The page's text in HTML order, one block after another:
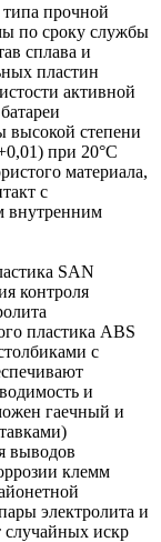
прочной
по сроку службы
сплава и
пластин
активной
высокой степени
при 20°С
материала,
с
внутренним
SAN
контроля
пластика ABS
с
и
гаечный и
выводов
клемм
электролита и
случайных искр